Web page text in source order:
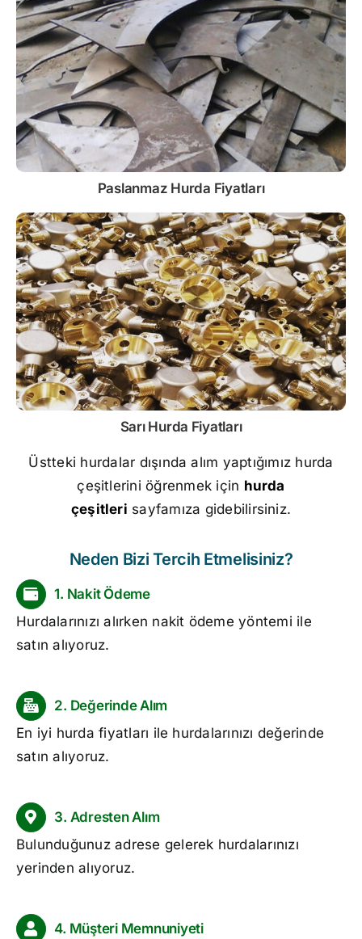
Paslanmaz Hurda Fiyatları
Sarı Hurda Fiyatları
Üstteki hurdalar dışında alım yaptığımız hurda
çeşitlerini öğrenmek için hurda
çeşitleri sayfamıza gidebilirsiniz.
Neden Bizi Tercih Etmelisiniz?
1. Nakit Ödeme
Hurdalarınızı alırken nakit ödeme yöntemi ile
satın alıyoruz.
2. Değerinde Alım
En iyi hurda fiyatları ile hurdalarınızı değerinde
satın alıyoruz.
3. Adresten Alım
Bulunduğunuz adrese gelerek hurdalarınızı
yerinden alıyoruz.
4. Müşteri Memnuniyeti